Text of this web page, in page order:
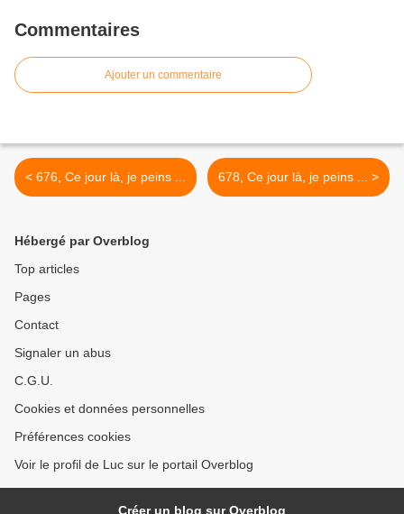
Commentaires
Ajouter un commentaire
< 676, Ce jour là, je peins ... 678, Ce jour là, je peins ... >
Hébergé par Overblog
Top articles
Pages
Contact
Signaler un abus
C.G.U.
Cookies et données personnelles
Préférences cookies
Voir le profil de Luc sur le portail Overblog
Créer un blog sur Overblog